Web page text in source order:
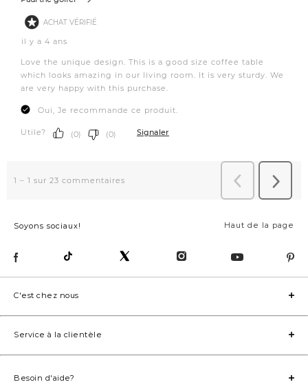
Haut de la page
Soyons sociaux!
C'est chez nous
Service à la clientèle
Besoin d'aide?